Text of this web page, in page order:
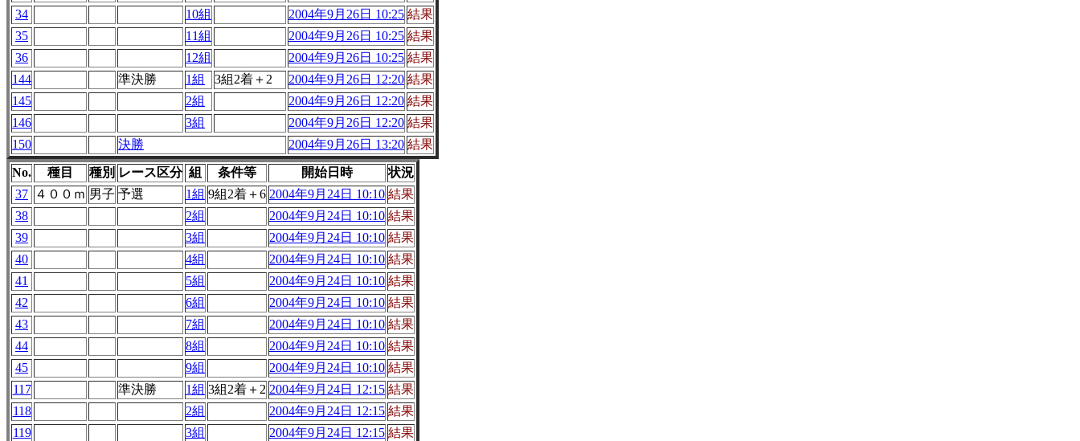
34
10組 2004年9月26日 10:25 結果
35
11組 2004年9月26日 10:25 結果
36
12組 2004年9月26日 10:25 結果
144
準決勝 1組 3組2着＋2 2004年9月26日 12:20 結果
145
2組 2004年9月26日 12:20 結果
146
3組 2004年9月26日 12:20 結果
150
決勝 2004年9月26日 13:20 結果
No. 種目 種別 レース区分 組 条件等 開始日時
状況
37
４００ｍ 男子 予選 1組 9組2着＋6 2004年9月24日 10:10 結果
38
2組 2004年9月24日 10:10 結果
39
3組 2004年9月24日 10:10 結果
40
4組 2004年9月24日 10:10 結果
41
5組 2004年9月24日 10:10 結果
42
6組 2004年9月24日 10:10 結果
43
7組 2004年9月24日 10:10 結果
44
8組 2004年9月24日 10:10 結果
45
9組 2004年9月24日 10:10 結果
117
準決勝 1組 3組2着＋2 2004年9月24日 12:15 結果
118
2組 2004年9月24日 12:15 結果
119
3組 2004年9月24日 12:15 結果